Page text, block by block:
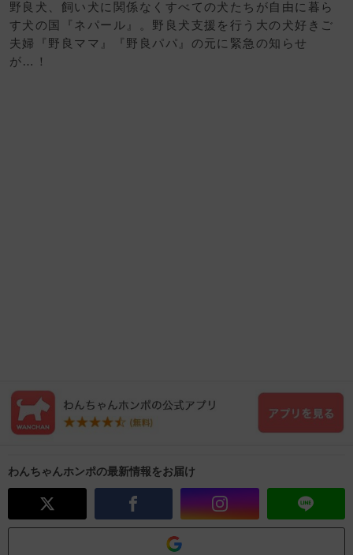
野良犬、飼い犬に関係なくすべての犬たちが自由に暮ら
す犬の国『ネパール』。野良犬支援を行う大の犬好きご
夫婦『野良ママ』『野良パパ』の元に緊急の知らせ
が…！
わんちゃんホンポの最新情報をお届け